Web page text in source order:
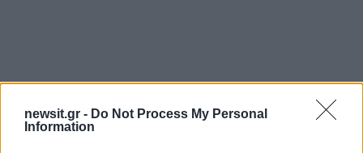
newsit.gr - Do Not Process My Personal
Information